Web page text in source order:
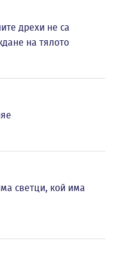
дрехи не са
на тялото
светци, кой има